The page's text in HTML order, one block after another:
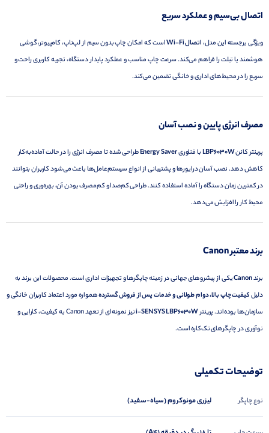
اتصال بی‌سیم و عملکرد سریع
ویژگی برجسته این مدل،اتصال Wi-Fi
است که امکان چاپ بدون سیم از لپ‌تاپ، کامپیوتر، گوشی
هوشمند یا تبلت را فراهم می‌کند. سرعت چاپ مناسب و عملکرد پایدار دستگاه، تجربه کاربری راحت و
سریع را در محیط‌های اداری و خانگی تضمین می‌کند.
مصرف انرژی پایین و نصب آسان
پرینتر کاننLBP6030Wبا فناوریEnergy Saverطراحی شده تا مصرف انرژی را در حالت آماده‌به‌کار
کاهش دهد. نصب آسان درایورها و پشتیبانی از انواع سیستم‌عامل‌ها باعث می‌شود کاربران بتوانند
در کمترین زمان دستگاه را آماده استفاده کنند. طراحی کم‌صدا و کم‌مصرف بودن آن، بهره‌وری و راحتی
محیط کار را افزایش می‌دهد.
برند معتبر Canon
برندCanonیکی از پیشروهای جهانی در زمینه چاپگرها و تجهیزات اداری است. محصولات این برند به
دلیلکیفیت چاپ بالا، دوام طولانی و خدمات پس از فروش گستردههمواره مورد اعتماد کاربران خانگی و
سازمان‌ها بوده‌اند. پرینترi-SENSYS LBP6030W
نیز نمونه‌ای از تعهد Canon به کیفیت، کارایی و
نوآوری در چاپگرهای تک‌کاره است.
توضیحات تکمیلی
نوع چاپگر لیزری مونوکروم (سیاه‑سفید)